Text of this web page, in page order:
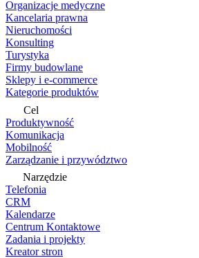
Organizacje medyczne
Kancelaria prawna
Nieruchomości
Konsulting
Turystyka
Firmy budowlane
Sklepy i e-commerce
Kategorie produktów
Cel
Produktywność
Komunikacja
Mobilność
Zarządzanie i przywództwo
Narzędzie
Telefonia
CRM
Kalendarze
Centrum Kontaktowe
Zadania i projekty
Kreator stron